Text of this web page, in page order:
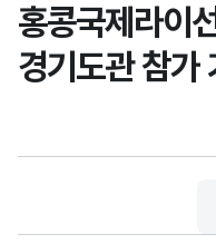
청
홍콩국제라이
경기도관 참가